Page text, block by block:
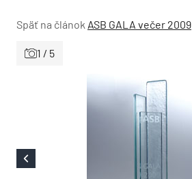
Späť na článok ASB GALA večer 2009
1 / 5